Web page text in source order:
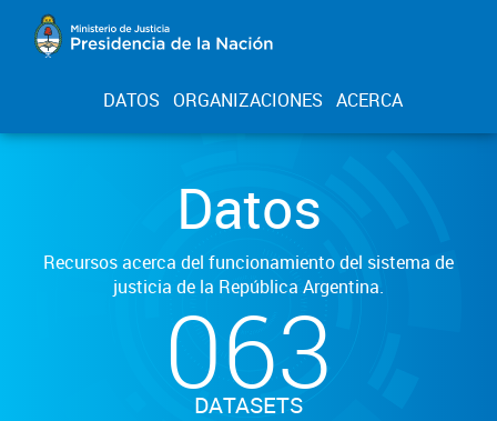
DATOS ORGANIZACIONES ACERCA
Datos
Recursos acerca del funcionamiento del sistema de
justicia de la República Argentina.
063
DATASETS